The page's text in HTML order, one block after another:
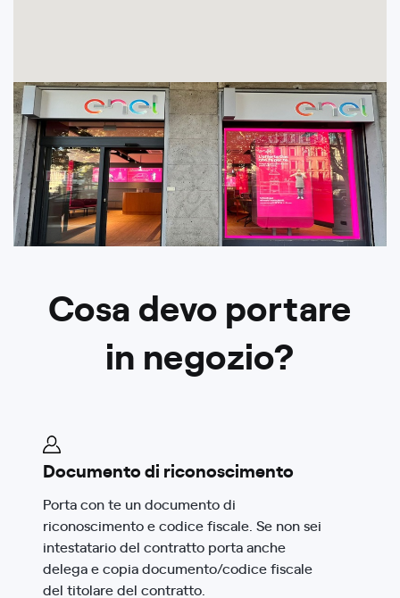
Cosa devo portare
in negozio?
Documento di riconoscimento
Porta con te un documento di
riconoscimento e codice fiscale. Se non sei
intestatario del contratto porta anche
delega e copia documento/codice fiscale
del titolare del contratto.